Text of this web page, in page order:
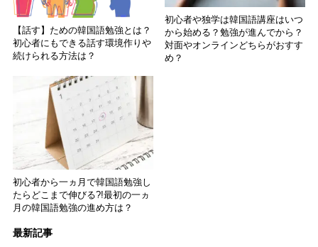
【話す】ための韓国語勉強とは？
初心者にもできる話す環境作りや
続けられる方法は？
初心者や独学は韓国語講座はいつ
から始める？勉強が進んでから？
対面やオンラインどちらがおすす
め？
初心者から一ヵ月で韓国語勉強し
たらどこまで伸びる?!最初の一ヵ
月の韓国語勉強の進め方は？
最新記事